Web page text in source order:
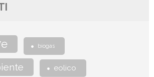
biogas
eolico